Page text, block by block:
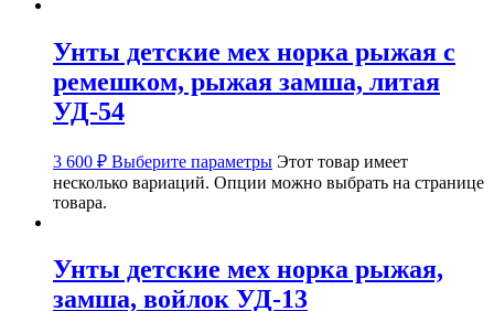
Унты детские мех норка рыжая с
ремешком, рыжая замша, литая
УД-54
3 600 ₽ Выберите параметры Этот товар имеет
несколько вариаций. Опции можно выбрать на странице
товара.
Унты детские мех норка рыжая,
замша, войлок УД-13